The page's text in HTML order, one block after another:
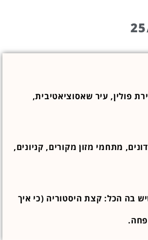
פולין, עיר שאסוציאטיבית,
מתחמי מזון מקורים, קניונים,
בה הכל: קצת היסטוריה (כי איך